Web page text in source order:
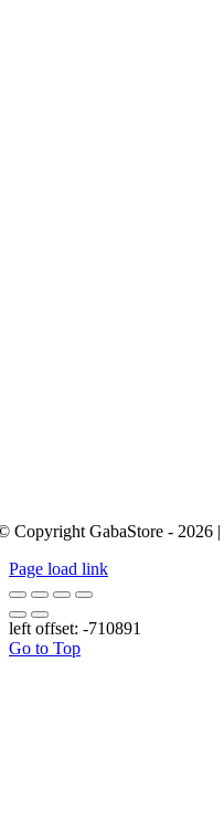
Copyright GabaStore - 2026
Page load link
left offset: -710891
Go to Top